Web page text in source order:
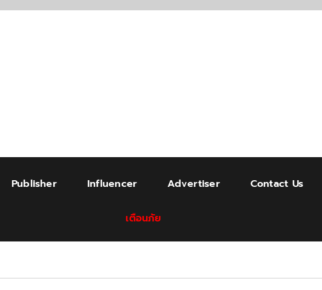
Publisher Influencer Advertiser Contact Us
เตือนภัย